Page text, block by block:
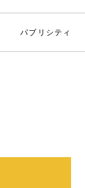
パブリシティ